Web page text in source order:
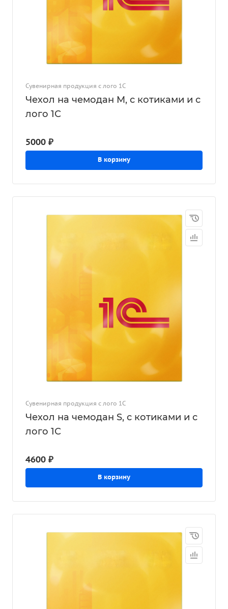
Сувенирная продукция с лого 1С
Чехол на чемодан M, с котиками и с
лого 1С
5000 ₽
В корзину
Сувенирная продукция с лого 1С
Чехол на чемодан S, с котиками и с
лого 1С
4600 ₽
В корзину